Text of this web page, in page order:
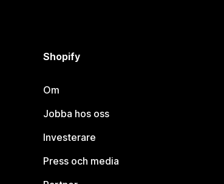
Shopify
Om
Jobba hos oss
Investerare
Press och media